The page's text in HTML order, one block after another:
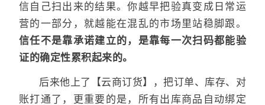
信自己扫出来的结果。你越早把验真变成日常运
营的一部分，就越能在混乱的市场里站稳脚跟。
信任不是靠承诺建立的，是靠每一次扫码都能验
证的确定性累积起来的。
后来他上了【云商订货】，把订单、库存、对
账打通了，更重要的是，所有出库商品自动绑定